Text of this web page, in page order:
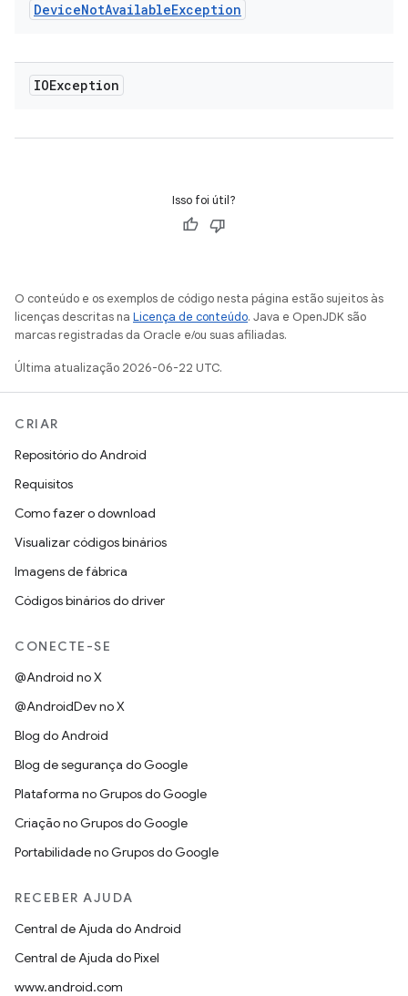
DeviceNotAvailableException
IOException
Isso foi útil?
O conteúdo e os exemplos de código nesta página estão sujeitos às
licenças descritas na Licença de conteúdo. Java e OpenJDK são
marcas registradas da Oracle e/ou suas afiliadas.
Última atualização 2026-06-22 UTC.
CRIAR
Repositório do Android
Requisitos
Como fazer o download
Visualizar códigos binários
Imagens de fábrica
Códigos binários do driver
CONECTE-SE
@Android no X
@AndroidDev no X
Blog do Android
Blog de segurança do Google
Plataforma no Grupos do Google
Criação no Grupos do Google
Portabilidade no Grupos do Google
RECEBER AJUDA
Central de Ajuda do Android
Central de Ajuda do Pixel
www.android.com